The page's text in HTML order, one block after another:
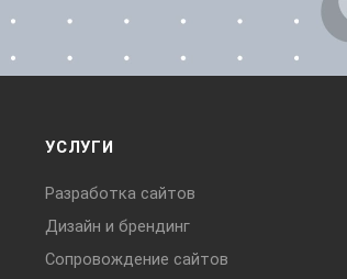
УСЛУГИ
Разработка сайтов
Дизайн и брендинг
Сопровождение сайтов